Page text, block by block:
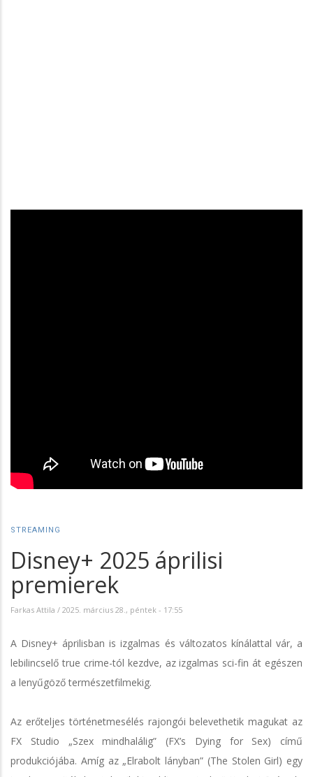
STREAMING
Disney+ 2025 áprilisi
premierek
Farkas Attila / 2025. március 28., péntek - 17:55
A Disney+ áprilisban is izgalmas és változatos kínálattal vár, a
lebilincselő true crime-tól kezdve, az izgalmas sci-fin át egészen
a lenyűgöző természetfilmekig.
Az erőteljes történetmesélés rajongói belevethetik magukat az
FX Studio „Szex mindhalálig” (FX’s Dying for Sex) című
produkciójába. Amíg az „Elrabolt lányban” (The Stolen Girl) egy